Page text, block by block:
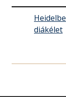
diákélet